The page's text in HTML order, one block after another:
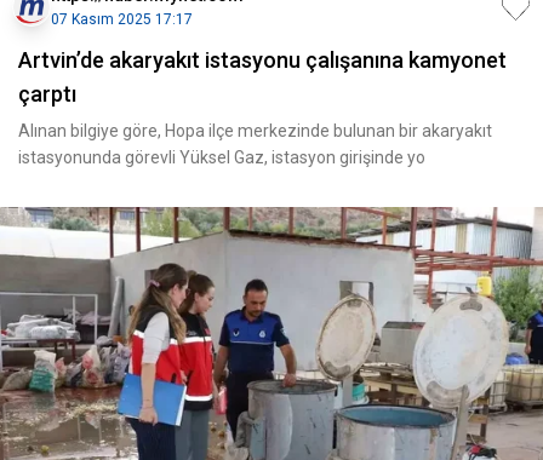
07 Kasım 2025 17:17
Artvin’de akaryakıt istasyonu çalışanına kamyonet
çarptı
Alınan bilgiye göre, Hopa ilçe merkezinde bulunan bir akaryakıt
istasyonunda görevli Yüksel Gaz, istasyon girişinde yo